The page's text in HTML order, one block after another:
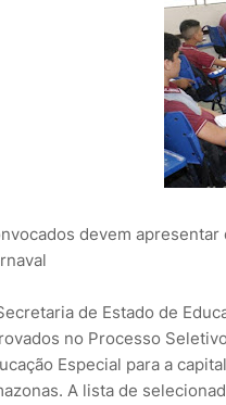
devem
de Estado de
no Processo
Especial para a
A lista de